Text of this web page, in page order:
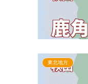
東北地方